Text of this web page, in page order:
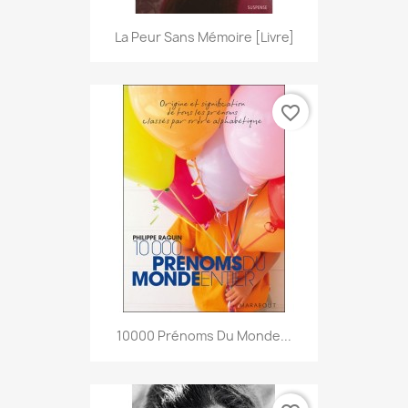
La Peur Sans Mémoire [Livre]
10000 Prénoms Du Monde...
favorite_border